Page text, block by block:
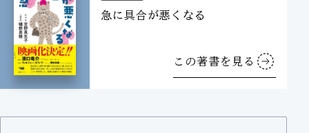
急に具合が悪くなる
この著書を見る